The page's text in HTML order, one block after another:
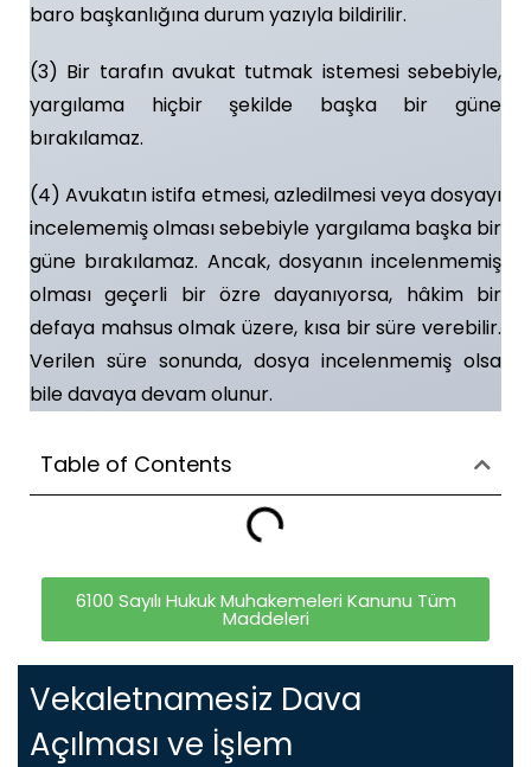
baro başkanlığına durum yazıyla bildirilir.
(3) Bir tarafın avukat tutmak istemesi sebebiyle,
yargılama hiçbir şekilde başka bir güne
bırakılamaz.
(4) Avukatın istifa etmesi, azledilmesi veya dosyayı
incelememiş olması sebebiyle yargılama başka bir
güne bırakılamaz. Ancak, dosyanın incelenmemiş
olması geçerli bir özre dayanıyorsa, hâkim bir
defaya mahsus olmak üzere, kısa bir süre verebilir.
Verilen süre sonunda, dosya incelenmemiş olsa
bile davaya devam olunur.
Table of Contents
6100 Sayılı Hukuk Muhakemeleri Kanunu Tüm
Maddeleri
Vekaletnamesiz Dava
Açılması ve İşlem